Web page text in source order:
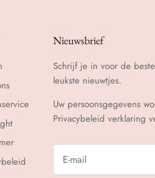
Nieuwsbrief
Schrijf je in voor de
leukste nieuwtjes.
Uw persoonsgegevens
Privacybeleid verklaring